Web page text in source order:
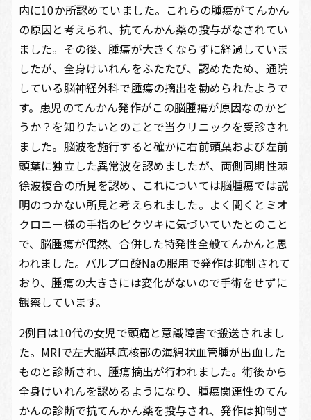
内に10か所認めていました。これらの腫瘍がてんかん
の原因と考えられ、抗てんかん薬の投与がなされてい
ました。その後、腫瘍が大きくならずに経過していま
したが、全身けいれんをふたたび、認めたため、通院
している脳神経外科で腫瘍の摘出を勧められたようで
す。患児のてんかん発作がこの脳腫瘍が原因なのかど
うか？を知りたいとのことで当クリニックを受診され
ました。脳波を施行すると確かに右前頭葉および左前
頭葉に独立した異常波を認めましたが、両側同期性棘
徐波複合の所見を認め、これについては脳腫瘍では説
明のつかない所見と考えられました。よく聞くとミオ
クロニー様の手指のピクツキに気づいていたとのこと
で、脳腫瘍が偶然、合併した特発性全般てんかんと思
われました。バルプロ酸Naの服用で発作は抑制されて
おり、腫瘍の大きさには変化がないので手術をせずに
観察しています。
2例目は10代の女児で頭痛と意識障害で搬送されまし
た。MRIで左大脳基底核部の海綿状血管腫が出血した
ものと診断され、腫瘍摘出が行われました。術後から
全身けいれんを認めるようになり、腫瘍関連性のてん
かんの診断で抗てんかん薬を投与され、発作は抑制さ